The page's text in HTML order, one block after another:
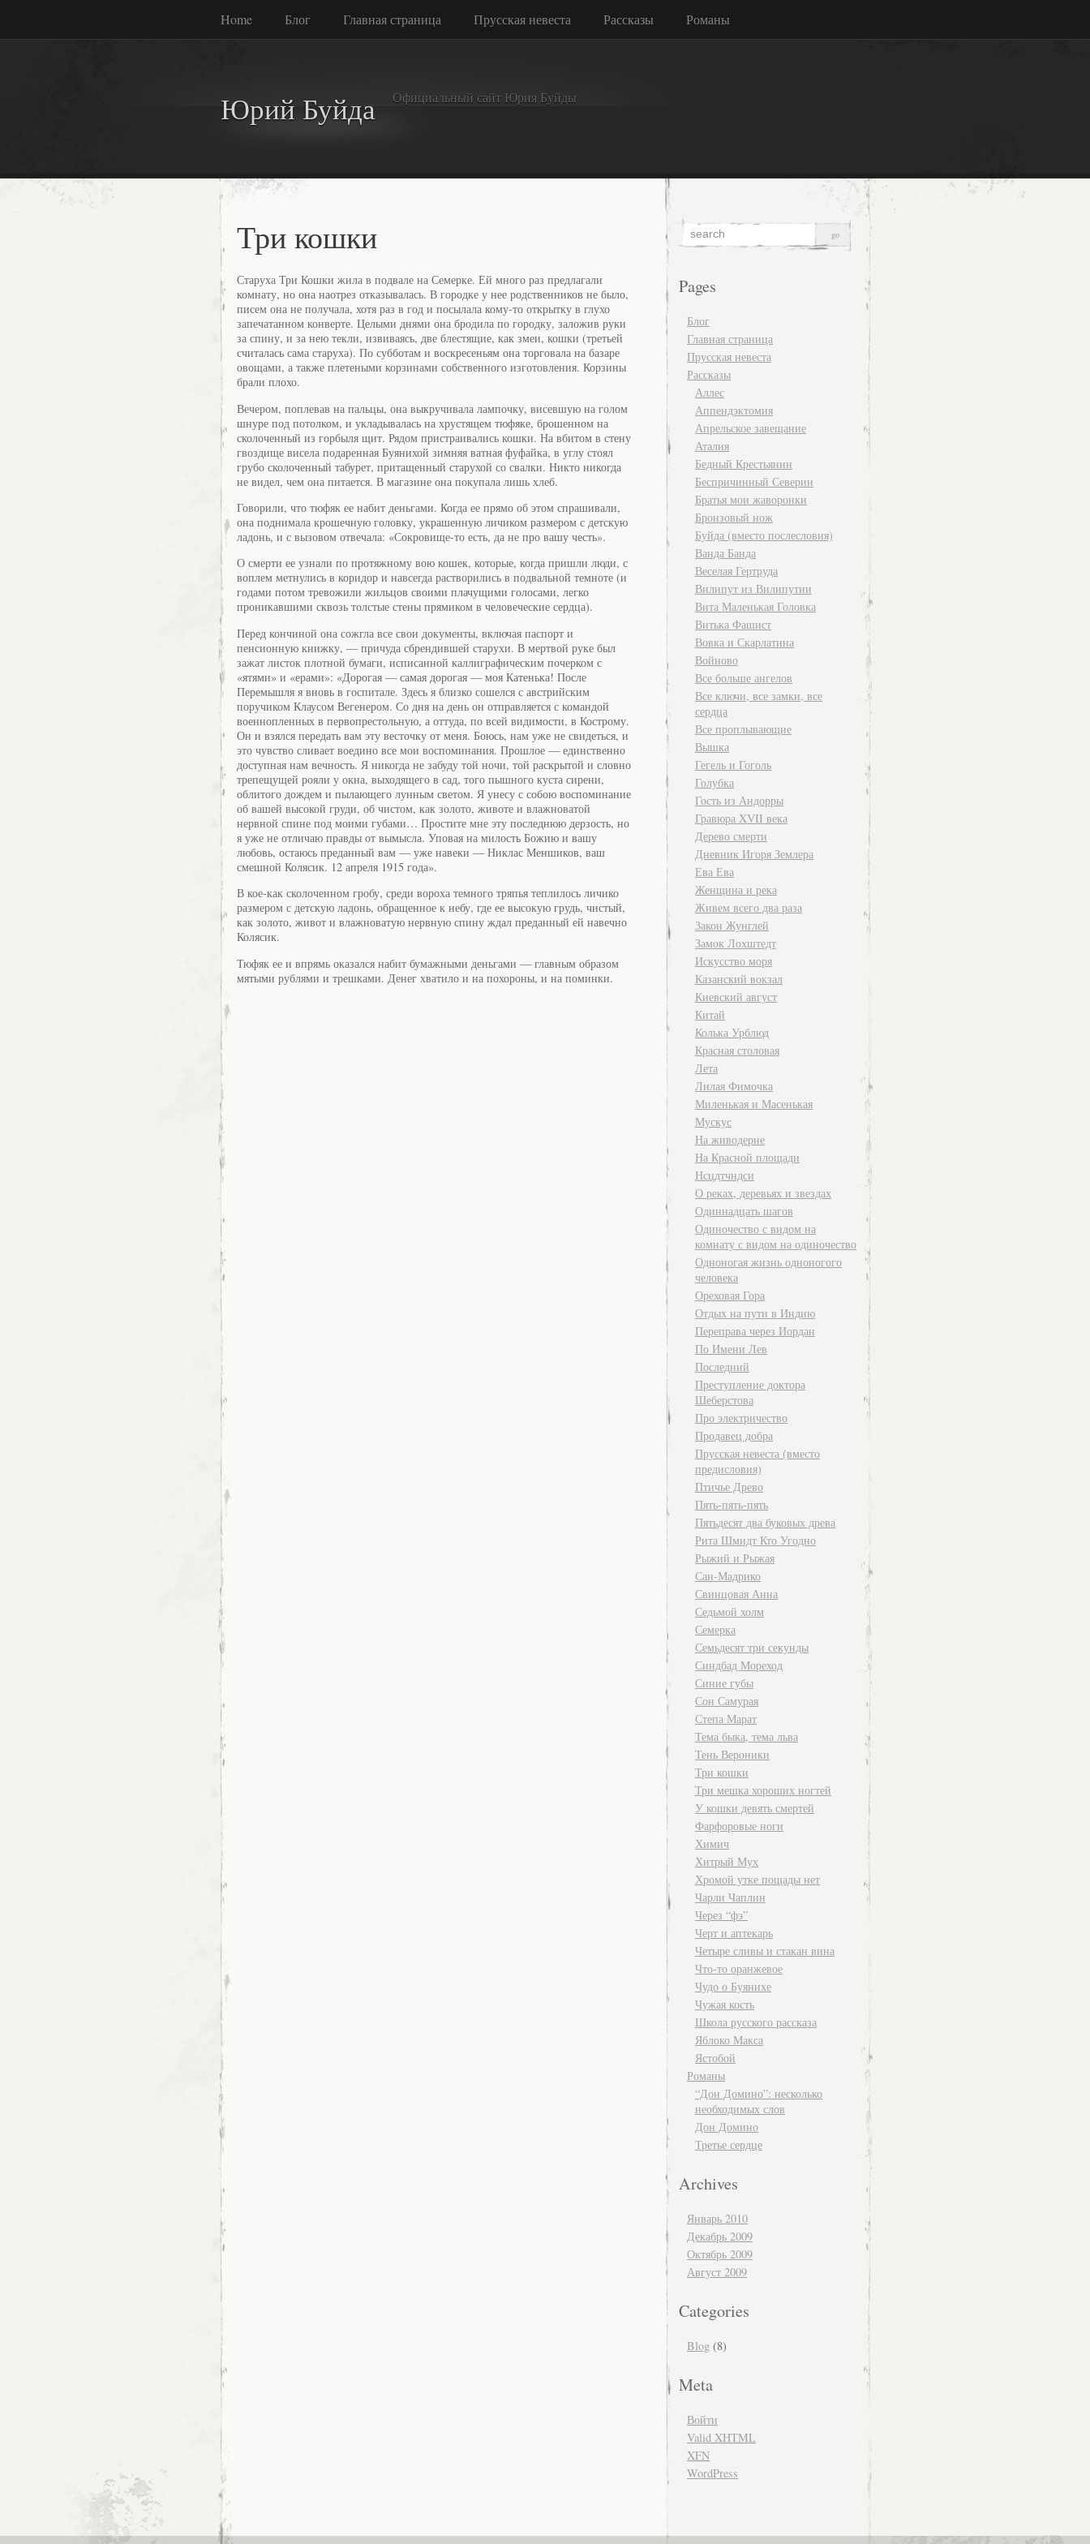
Home Блог Главная страница Прусская невеста Рассказы Романы
Юрий Буйда Официальный сайт Юрия Буйды
Три кошки
Старуха Три Кошки жила в подвале на Семерке. Ей много раз предлагали
комнату, но она наотрез отказывалась. В городке у нее родственников не было,
писем она не получала, хотя раз в год и посылала кому-то открытку в глухо
запечатанном конверте. Целыми днями она бродила по городку, заложив руки
за спину, и за нею текли, извиваясь, две блестящие, как змеи, кошки (третьей
считалась сама старуха). По субботам и воскресеньям она торговала на базаре
овощами, а также плетеными корзинами собственного изготовления. Корзины
брали плохо.
Вечером, поплевав на пальцы, она выкручивала лампочку, висевшую на голом
шнуре под потолком, и укладывалась на хрустящем тюфяке, брошенном на
сколоченный из горбыля щит. Рядом пристраивались кошки. На вбитом в стену
гвоздище висела подаренная Буянихой зимняя ватная фуфайка, в углу стоял
грубо сколоченный табурет, притащенный старухой со свалки. Никто никогда
не видел, чем она питается. В магазине она покупала лишь хлеб.
Говорили, что тюфяк ее набит деньгами. Когда ее прямо об этом спрашивали,
она поднимала крошечную головку, украшенную личиком размером с детскую
ладонь, и с вызовом отвечала: «Сокровище-то есть, да не про вашу честь».
О смерти ее узнали по протяжному вою кошек, которые, когда пришли люди, с
воплем метнулись в коридор и навсегда растворились в подвальной темноте (и
годами потом тревожили жильцов своими плачущими голосами, легко
проникавшими сквозь толстые стены прямиком в человеческие сердца).
Перед кончиной она сожгла все свои документы, включая паспорт и
пенсионную книжку, — причуда сбрендившей старухи. В мертвой руке был
зажат листок плотной бумаги, исписанной каллиграфическим почерком с
«ятями» и «ерами»: «Дорогая — самая дорогая — моя Катенька! После
Перемышля я вновь в госпитале. Здесь я близко сошелся с австрийским
поручиком Клаусом Вегенером. Со дня на день он отправляется с командой
военнопленных в первопрестольную, а оттуда, по всей видимости, в Кострому.
Он и взялся передать вам эту весточку от меня. Боюсь, нам уже не свидеться, и
это чувство сливает воедино все мои воспоминания. Прошлое — единственно
доступная нам вечность. Я никогда не забуду той ночи, той раскрытой и словно
трепещущей рояли у окна, выходящего в сад, того пышного куста сирени,
облитого дождем и пылающего лунным светом. Я унесу с собою воспоминание
об вашей высокой груди, об чистом, как золото, животе и влажноватой
нервной спине под моими губами… Простите мне эту последнюю дерзость, но
я уже не отличаю правды от вымысла. Уповая на милость Божию и вашу
любовь, остаюсь преданный вам — уже навеки — Никлас Меншиков, ваш
смешной Колясик. 12 апреля 1915 года».
В кое-как сколоченном гробу, среди вороха темного тряпья теплилось личико
размером с детскую ладонь, обращенное к небу, где ее высокую грудь, чистый,
как золото, живот и влажноватую нервную спину ждал преданный ей навечно
Колясик.
Тюфяк ее и впрямь оказался набит бумажными деньгами — главным образом
мятыми рублями и трешками. Денег хватило и на похороны, и на поминки.
Pages
Блог
Главная страница
Прусская невеста
Рассказы
Аллес
Аппендэктомия
Апрельское завещание
Аталия
Бедный Крестьянин
Беспричинный Северин
Братья мои жаворонки
Бронзовый нож
Буйда (вместо послесловия)
Ванда Банда
Веселая Гертруда
Вилипут из Вилипутии
Вита Маленькая Головка
Витька Фашист
Вовка и Скарлатина
Войново
Все больше ангелов
Все ключи, все замки, все
сердца
Все проплывающие
Вышка
Гегель и Гоголь
Голубка
Гость из Андорры
Гравюра XVII века
Дерево смерти
Дневник Игоря Землера
Ева Ева
Женщина и река
Живем всего два раза
Закон Жунглей
Замок Лохштедт
Искусство моря
Казанский вокзал
Киевский август
Китай
Колька Урблюд
Красная столовая
Лета
Лилая Фимочка
Миленькая и Масенькая
Мускус
На живодерне
На Красной площади
Нсцдтчндси
О реках, деревьях и звездах
Одиннадцать шагов
Одиночество с видом на
комнату с видом на одиночество
Одноногая жизнь одноногого
человека
Ореховая Гора
Отдых на пути в Индию
Переправа через Иордан
По Имени Лев
Последний
Преступление доктора
Шеберстова
Про электричество
Продавец добра
Прусская невеста (вместо
предисловия)
Птичье Древо
Пять-пять-пять
Пятьдесят два буковых древа
Рита Шмидт Кто Угодно
Рыжий и Рыжая
Сан-Мадрико
Свинцовая Анна
Седьмой холм
Семерка
Семьдесят три секунды
Синдбад Мореход
Синие губы
Сон Самурая
Степа Марат
Тема быка, тема льва
Тень Вероники
Три кошки
Три мешка хороших ногтей
У кошки девять смертей
Фарфоровые ноги
Химич
Хитрый Мух
Хромой утке пощады нет
Чарли Чаплин
Через “фэ”
Черт и аптекарь
Четыре сливы и стакан вина
Что-то оранжевое
Чудо о Буянихе
Чужая кость
Школа русского рассказа
Яблоко Макса
Ястобой
Романы
“Дон Домино”: несколько
необходимых слов
Дон Домино
Третье сердце
Archives
Январь 2010
Декабрь 2009
Октябрь 2009
Август 2009
Categories
Blog (8)
Meta
Войти
Valid XHTML
XFN
WordPress